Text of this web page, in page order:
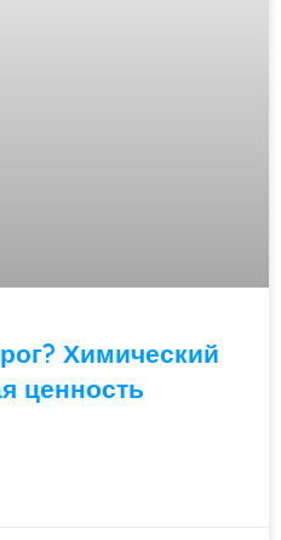
Химический
ценность